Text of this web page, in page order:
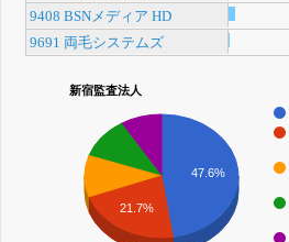
9408 BSNメディア HD
9691 両毛システムズ
新宿監査法人
47.6%
21.7%